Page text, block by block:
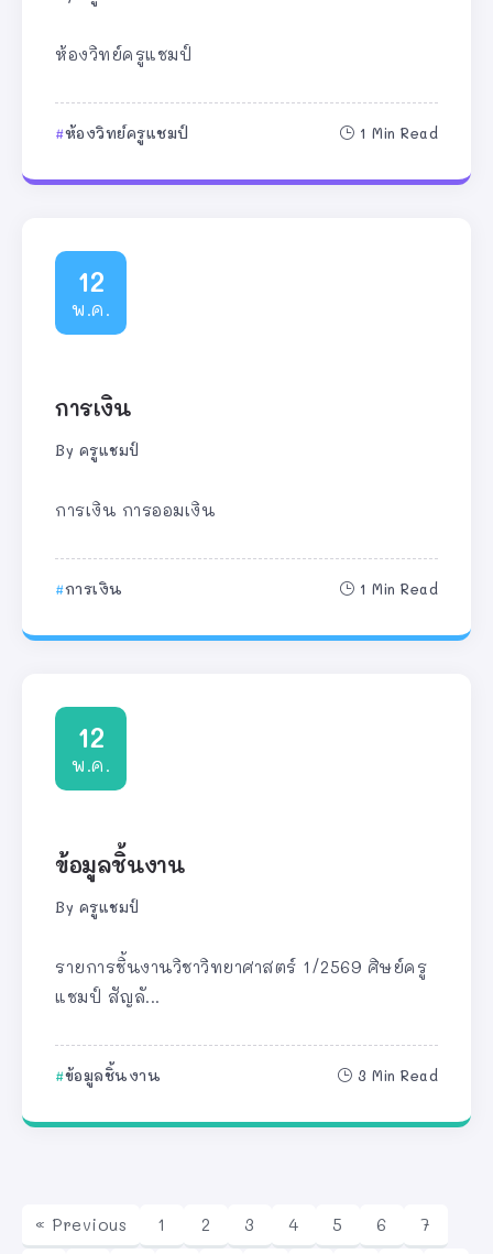
ห้องวิทย์ครูแชมป์
ห้องวิทย์ครูแชมป์ 1 Min Read
12
พ.ค.
การเงิน
By ครูแชมป์
การเงิน การออมเงิน
การเงิน 1 Min Read
12
พ.ค.
ข้อมูลชิ้นงาน
By ครูแชมป์
รายการชิ้นงานวิชาวิทยาศาสตร์ 1/2569 ศิษย์ครู
แชมป์ สัญลั...
ข้อมูลชิ้นงาน 3 Min Read
« Previous 1 2 3 4 5 6
7